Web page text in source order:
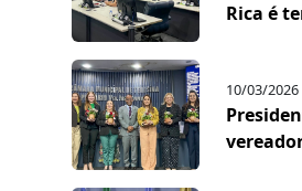
Rica é
10/03/2026